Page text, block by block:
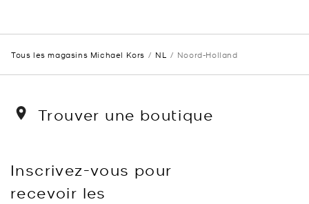
Tous les magasins Michael Kors NL Noord-Holland
Trouver une boutique
Inscrivez-vous pour
recevoir les